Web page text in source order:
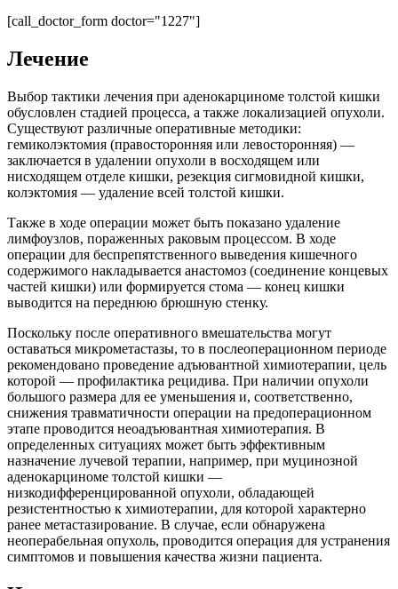
[call_doctor_form doctor="1227"]
Лечение
Выбор тактики лечения при аденокарциноме толстой кишки
обусловлен стадией процесса, а также локализацией опухоли.
Существуют различные оперативные методики:
гемиколэктомия (правосторонняя или левосторонняя) —
заключается в удалении опухоли в восходящем или
нисходящем отделе кишки, резекция сигмовидной кишки,
колэктомия — удаление всей толстой кишки.
Также в ходе операции может быть показано удаление
лимфоузлов, пораженных раковым процессом. В ходе
операции для беспрепятственного выведения кишечного
содержимого накладывается анастомоз (соединение концевых
частей кишки) или формируется стома — конец кишки
выводится на переднюю брюшную стенку.
Поскольку после оперативного вмешательства могут
оставаться микрометастазы, то в послеоперационном периоде
рекомендовано проведение адъювантной химиотерапии, цель
которой — профилактика рецидива. При наличии опухоли
большого размера для ее уменьшения и, соответственно,
снижения травматичности операции на предоперационном
этапе проводится неоадъювантная химиотерапия. В
определенных ситуациях может быть эффективным
назначение лучевой терапии, например, при муцинозной
аденокарциноме толстой кишки —
низкодифференцированной опухоли, обладающей
резистентностью к химиотерапии, для которой характерно
ранее метастазирование. В случае, если обнаружена
неоперабельная опухоль, проводится операция для устранения
симптомов и повышения качества жизни пациента.